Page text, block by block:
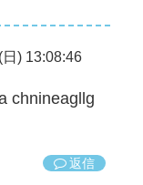
) 13:08:46
chnineagllg
返信